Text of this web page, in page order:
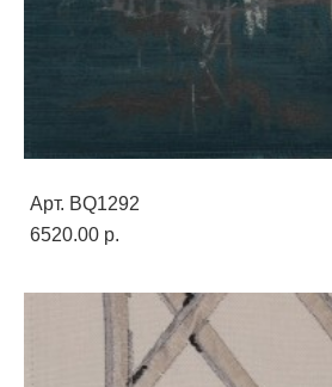
Арт. BQ1292
6520.00 p.